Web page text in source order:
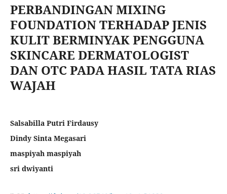
PERBANDINGAN MIXING
FOUNDATION TERHADAP JENIS
KULIT BERMINYAK PENGGUNA
SKINCARE DERMATOLOGIST
DAN OTC PADA HASIL TATA RIAS
WAJAH
Salsabilla Putri Firdausy
Dindy Sinta Megasari
maspiyah maspiyah
sri dwiyanti